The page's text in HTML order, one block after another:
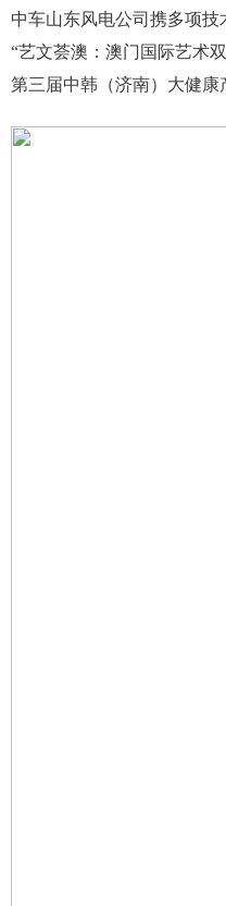
中车山东风电公司携多项
“艺文荟澳：澳门国际艺术
第三届中韩（济南）大健